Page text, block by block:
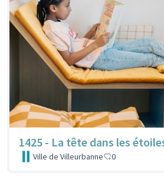
1425 - La tête dans les
Ville de Villeurbanne 0